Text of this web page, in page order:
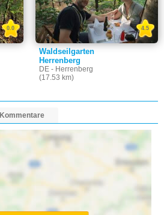
0.0
Waldseilgarten
Herrenberg
DE - Herrenberg
(17.53 km)
4.5
Kommentare